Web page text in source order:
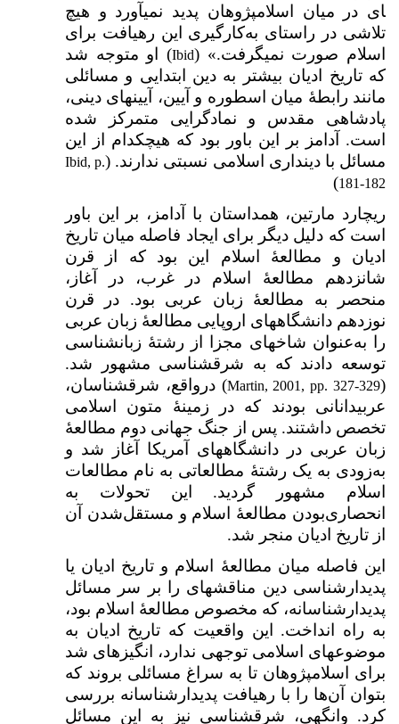
ای در میان اسلام­پژوهان پدید نمی­آورد و هیچ
تلاشی در راستای به‌کارگیری این رهیافت برای
اسلام صورت نمی­گرفت.» (Ibid) او متوجه شد
که تاریخ ادیان بیشتر به دین ابتدایی و مسائلی
مانند رابطهٔ میان اسطوره و آیین، آیین­های دینی،
پادشاهی مقدس و نمادگرایی متمرکز شده
است. آدامز بر این باور بود که هیچ­کدام از این
مسائل با دین­داری اسلامی نسبتی ندارند. (Ibid, p.
181-182
)
ریچارد مارتین، هم­داستان با آدامز، بر این باور
است که دلیل دیگر برای ایجاد فاصله میان تاریخ
ادیان و مطالعۀ اسلام این بود که از قرن
شانزدهم مطالعۀ اسلام در غرب، در آغاز،
منحصر به مطالعۀ زبان عربی بود. در قرن
نوزدهم دانشگاه­های اروپایی مطالعۀ زبان عربی
را به‌عنوان شاخه­ای مجزا از رشتۀ زبان­شناسی
توسعه دادند که به شرق­شناسی مشهور شد.
(
Martin, 2001, pp. 327-329) درواقع، شرق­شناسان،
عربی­دانانی بودند که در زمینۀ متون اسلامی
تخصص داشتند. پس از جنگ جهانی دوم مطالعۀ
زبان عربی در دانشگاه­های آمریکا آغاز شد و
به‌زودی به یک رشتۀ مطالعاتی به نام مطالعات
اسلام مشهور گردید. این تحولات به
انحصاری‌بودن مطالعۀ اسلام و مستقل‌شدن آن
از تاریخ ادیان منجر شد.
این فاصله میان مطالعۀ اسلام و تاریخ ادیان یا
پدیدارشناسی دین مناقشه­ای را بر سر مسائل
پدیدارشناسانه، که مخصوص مطالعۀ اسلام بود،
به راه انداخت. این واقعیت که تاریخ ادیان به
موضوع­های اسلامی توجهی ندارد، انگیزه­ای شد
برای اسلام­پژوهان تا به سراغ مسائلی بروند که
بتوان آن‌ها را با رهیافت پدیدارشناسانه بررسی
کرد. وانگهی، شرق­شناسی نیز به این مسائل